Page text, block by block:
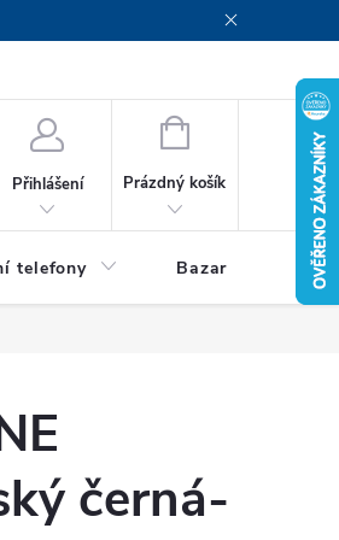
Přihlášení
NÁKUPNÍ
Prázdný košík
telefony Bazar Servis
černá-